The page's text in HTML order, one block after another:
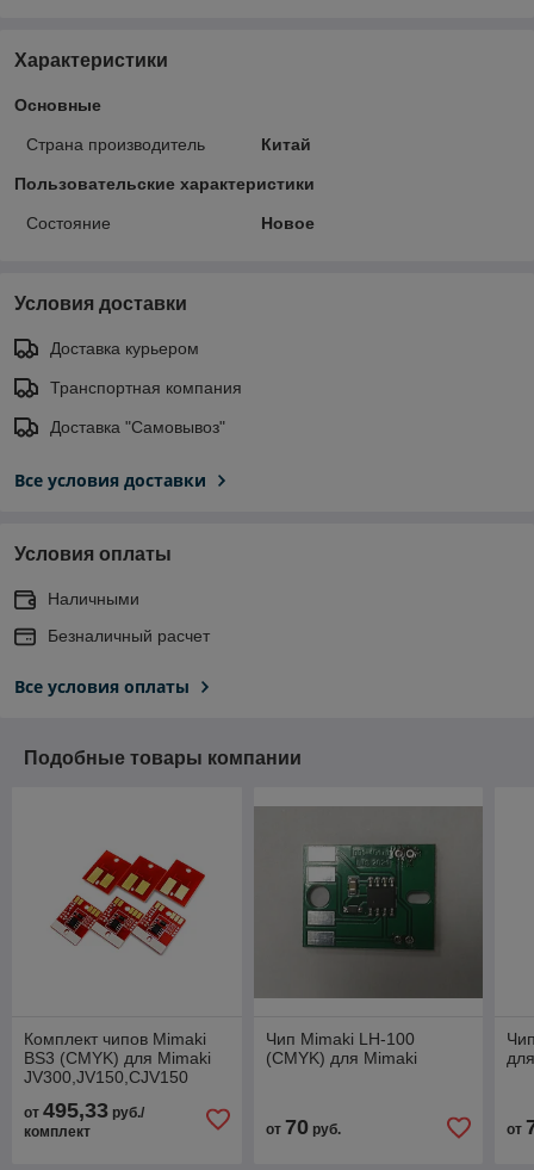
Характеристики
Основные
Страна производитель Китай
Пользовательские характеристики
Состояние Новое
Условия доставки
Доставка курьером
Транспортная компания
Доставка "Самовывоз"
Все условия доставки
Условия оплаты
Наличными
Безналичный расчет
Все условия оплаты
Подобные товары компании
Комплект чипов Mimaki
BS3 (CMYK) для Mimaki
JV300,JV150,CJV150
от 495,33 руб./
комплект
Чип Mimaki LH-100
(CMYK) для Mimaki
от 70руб. от